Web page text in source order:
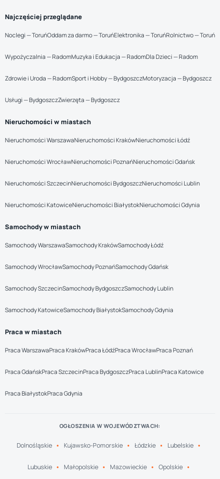
Najczęściej przeglądane
Noclegi — ToruńOddam za darmo — ToruńElektronika — ToruńRolnictwo — Toruń
Wypożyczalnia — RadomMuzyka i Edukacja — RadomDla Dzieci — Radom
Zdrowie i Uroda — RadomSport i Hobby — BydgoszczMotoryzacja — Bydgoszcz
Usługi — BydgoszczZwierzęta — Bydgoszcz
Nieruchomości w miastach
Nieruchomości WarszawaNieruchomości KrakówNieruchomości Łódź
Nieruchomości WrocławNieruchomości PoznańNieruchomości Gdańsk
Nieruchomości SzczecinNieruchomości BydgoszczNieruchomości Lublin
Nieruchomości KatowiceNieruchomości BiałystokNieruchomości Gdynia
Samochody w miastach
Samochody WarszawaSamochody KrakówSamochody Łódź
Samochody WrocławSamochody PoznańSamochody Gdańsk
Samochody SzczecinSamochody BydgoszczSamochody Lublin
Samochody KatowiceSamochody BiałystokSamochody Gdynia
Praca w miastach
Praca WarszawaPraca KrakówPraca ŁódźPraca WrocławPraca Poznań
Praca GdańskPraca SzczecinPraca BydgoszczPraca LublinPraca Katowice
Praca BiałystokPraca Gdynia
OGŁOSZENIA W WOJEWÓDZTWACH:
Dolnośląskie Kujawsko-Pomorskie Łódzkie Lubelskie
Lubuskie Małopolskie Mazowieckie Opolskie